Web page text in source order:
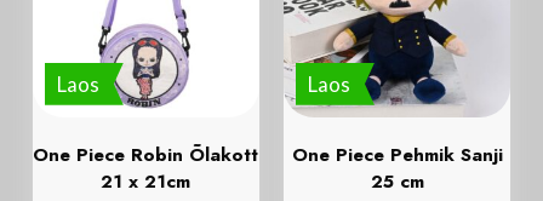
Laos
One Piece Robin Õlakott
21 x 21cm
Laos
One Piece Pehmik Sanji
25 cm